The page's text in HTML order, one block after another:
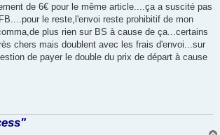
de 6€ pour le même article....ça a suscité pas
le reste,l'envoi reste prohibitif de mon
plus rien sur BS à cause de ça...certains
chers mais doublent avec les frais d'envoi...sur
de payer le double du prix de départ à cause